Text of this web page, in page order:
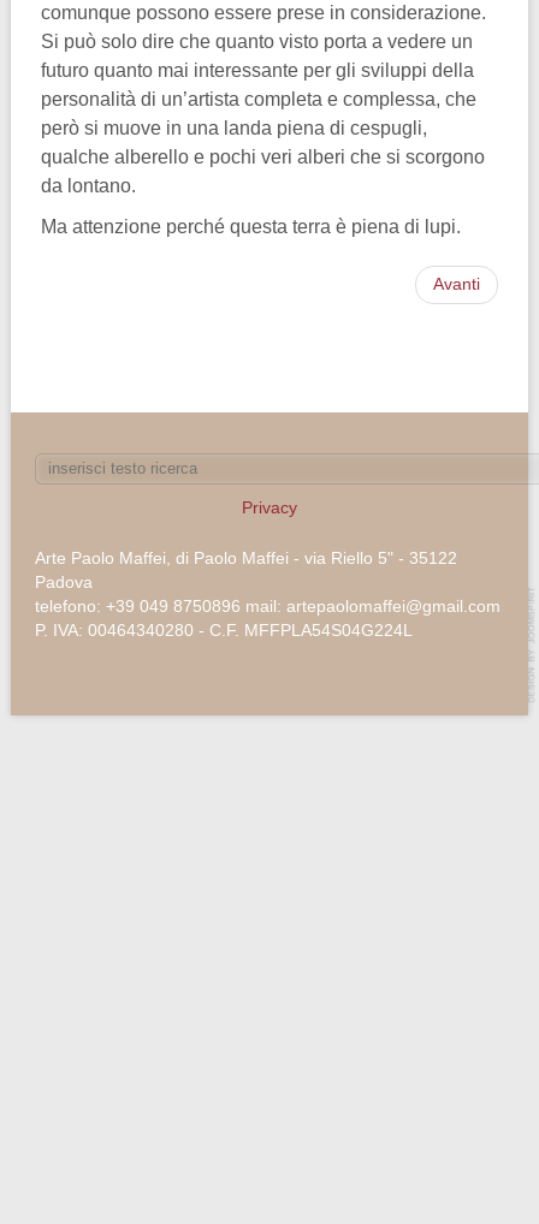
comunque possono essere prese in considerazione.
Si può solo dire che quanto visto porta a vedere un
futuro quanto mai interessante per gli sviluppi della
personalità di un’artista completa e complessa, che
però si muove in una landa piena di cespugli,
qualche alberello e pochi veri alberi che si scorgono
da lontano.
Ma attenzione perché questa terra è piena di lupi.
Avanti
Privacy
Arte Paolo Maffei, di Paolo Maffei - via Riello 5" - 35122
Padova
telefono: +39 049 8750896 mail: artepaolomaffei@gmail.com
P. IVA: 00464340280 - C.F. MFFPLA54S04G224L